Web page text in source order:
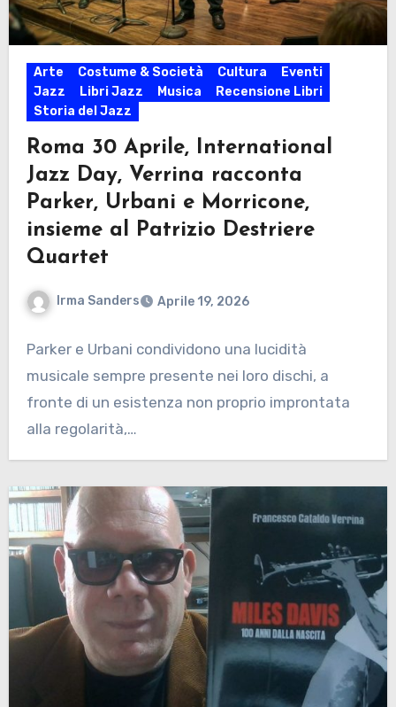
Arte Costume & Società Cultura
Eventi
Jazz
Libri Jazz Musica
Recensione Libri
Storia del Jazz
Roma 30 Aprile, International
Jazz Day, Verrina racconta
Parker, Urbani e Morricone,
insieme al Patrizio Destriere
Quartet
Irma Sanders Aprile 19, 2026
Parker e Urbani condividono una lucidità
musicale sempre presente nei loro dischi, a
fronte di un esistenza non proprio improntata
alla regolarità,…